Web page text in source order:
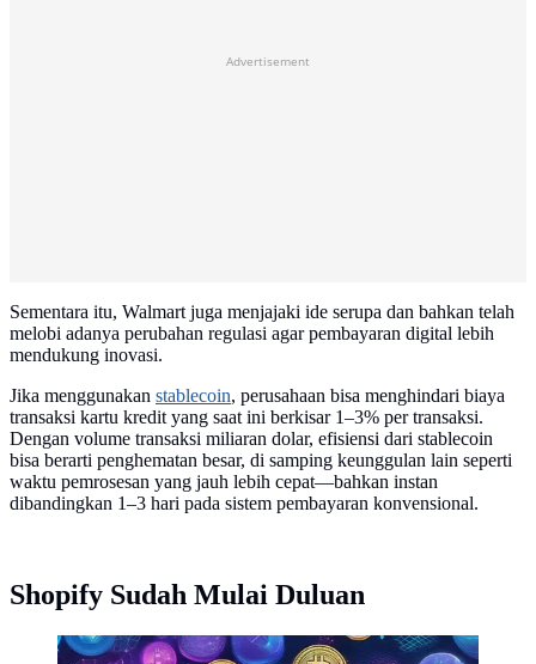
Advertisement
Sementara itu, Walmart juga menjajaki ide serupa dan bahkan telah
melobi adanya perubahan regulasi agar pembayaran digital lebih
mendukung inovasi.
Jika menggunakan stablecoin, perusahaan bisa menghindari biaya
transaksi kartu kredit yang saat ini berkisar 1–3% per transaksi.
Dengan volume transaksi miliaran dolar, efisiensi dari stablecoin
bisa berarti penghematan besar, di samping keunggulan lain seperti
waktu pemrosesan yang jauh lebih cepat—bahkan instan
dibandingkan 1–3 hari pada sistem pembayaran konvensional.
Shopify Sudah Mulai Duluan
Ilustrasi kripto (Foto By AI)